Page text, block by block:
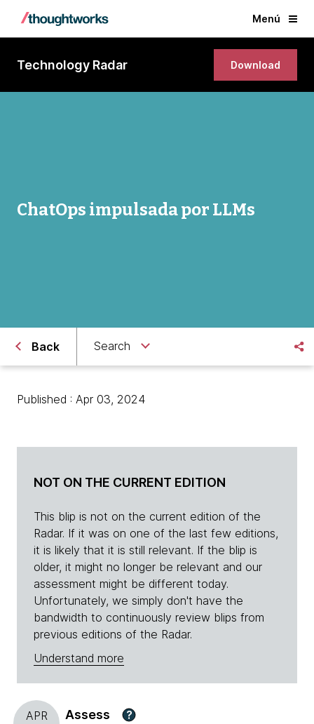
Menú
Technology Radar Download
ChatOps impulsada por LLMs
Back Search
Published : Apr 03, 2024
NOT ON THE CURRENT EDITION
This blip is not on the current edition of the
Radar. If it was on one of the last few editions,
it is likely that it is still relevant. If the blip is
older, it might no longer be relevant and our
assessment might be different today.
Unfortunately, we simply don't have the
bandwidth to continuously review blips from
previous editions of the Radar.
Understand more
APR
Assess ?